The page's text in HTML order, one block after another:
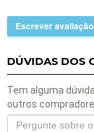
Escrever
DÚVIDAS DOS
Tem alguma
outros